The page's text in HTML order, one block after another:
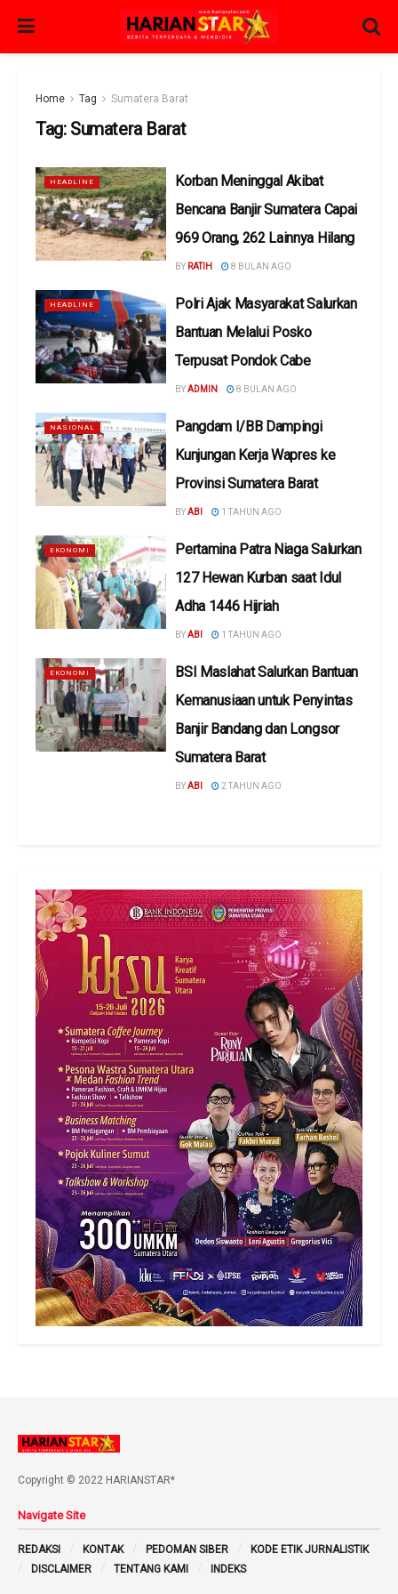
Home Tag Sumatera Barat
Tag: Sumatera Barat
HEADLINE
Korban Meninggal Akibat
Bencana Banjir Sumatera Capai
969 Orang, 262 Lainnya Hilang
BY RATIH 8 BULAN AGO
HEADLINE
Polri Ajak Masyarakat Salurkan
Bantuan Melalui Posko
Terpusat Pondok Cabe
BYADMIN 8 BULAN AGO
NASIONAL
Pangdam I/BB Dampingi
Kunjungan Kerja Wapres ke
Provinsi Sumatera Barat
BYABI 1 TAHUN AGO
EKONOMI
Pertamina Patra Niaga Salurkan
127 Hewan Kurban saat Idul
Adha 1446 Hijriah
BYABI 1 TAHUN AGO
EKONOMI
BSI Maslahat Salurkan Bantuan
Kemanusiaan untuk Penyintas
Banjir Bandang dan Longsor
Sumatera Barat
BYABI 2 TAHUN AGO
Copyright © 2022 HARIANSTAR*
Navigate Site
REDAKSI KONTAK PEDOMAN SIBER
KODE ETIK JURNALISTIK
DISCLAIMER
TENTANG KAMI INDEKS